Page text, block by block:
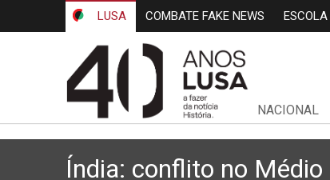
LUSA COMBATE FAKE NEWS
NACIONAL
Índia: conflito no